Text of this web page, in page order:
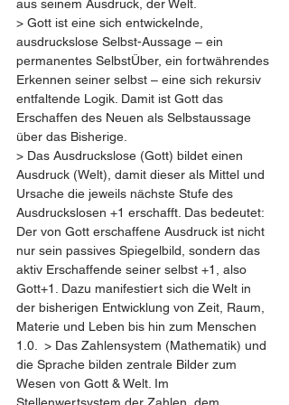
aus seinem Ausdruck, der Welt.
> Gott ist eine sich entwickelnde,
ausdruckslose Selbst-Aussage – ein
permanentes SelbstÜber, ein fortwährendes
Erkennen seiner selbst – eine sich rekursiv
entfaltende Logik. Damit ist Gott das
Erschaffen des Neuen als Selbstaussage
über das Bisherige.
> Das Ausdruckslose (Gott) bildet einen
Ausdruck (Welt), damit dieser als Mittel und
Ursache die jeweils nächste Stufe des
Ausdruckslosen +1 erschafft. Das bedeutet:
Der von Gott erschaffene Ausdruck ist nicht
nur sein passives Spiegelbild, sondern das
aktiv Erschaffende seiner selbst +1, also
Gott+1. Dazu manifestiert sich die Welt in
der bisherigen Entwicklung von Zeit, Raum,
Materie und Leben bis hin zum Menschen
1.0.  > Das Zahlensystem (Mathematik) und
die Sprache bilden zentrale Bilder zum
Wesen von Gott & Welt. Im